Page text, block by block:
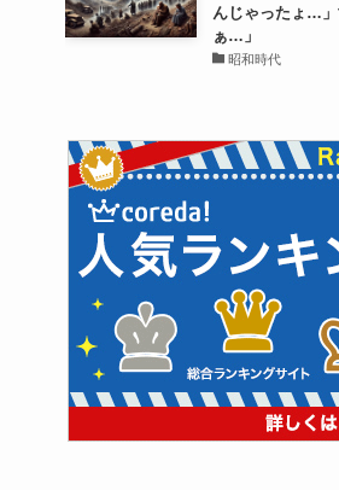
んじゃったょ…
ぁ…」
昭和時代